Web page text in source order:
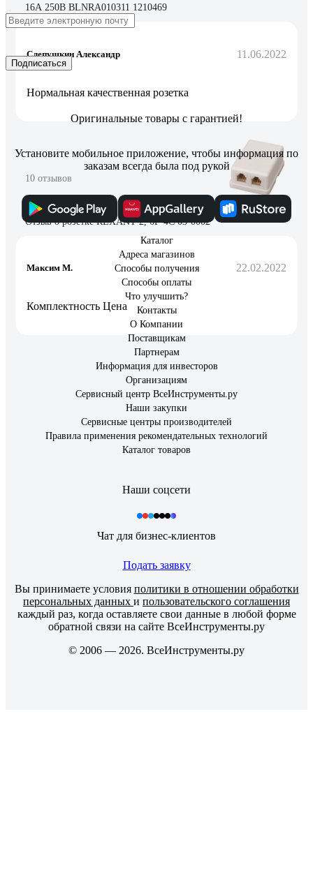
16А 250В BLNRA010311 1210469
Слепушкин Александр 11.06.2022
Нормальная качественная розетка
10 отзывов
Отзыв о розетке REXANT 2, 6P-4C 03-0002
Максим М. 22.02.2022
Комплектность Цена
Подписаться
Оригинальные товары с гарантией!
Установите мобильное приложение, чтобы информация по
заказам всегда была под рукой
Каталог
Адреса магазинов
Способы получения
Способы оплаты
Что улучшить?
Контакты
О Компании
Поставщикам
Партнерам
Информация для инвесторов
Организациям
Сервисный центр ВсеИнструменты.ру
Наши закупки
Сервисные центры производителей
Правила применения рекомендательных технологий
Каталог товаров
Наши соцсети
Чат для бизнес-клиентов
Подать заявку
Вы принимаете условия политики в отношении обработки
персональных данных и пользовательского соглашения
каждый раз, когда оставляете свои данные в любой форме
обратной связи на сайте ВсеИнструменты.ру
© 2006 — 2026. ВсеИнструменты.ру